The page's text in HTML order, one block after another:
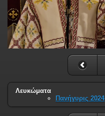
Λευκώματα
Πανήγυρις 2024